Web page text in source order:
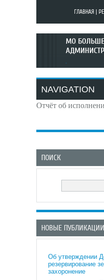
ГЛАВНАЯ
МО
NAVIGATION
Отчёт об
ПОИСК
НОВЫЕ ПУБЛИКАЦИИ
Об утверждении
резервирование
захоронение